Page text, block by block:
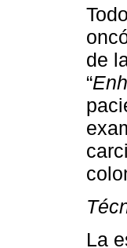
de
“
La